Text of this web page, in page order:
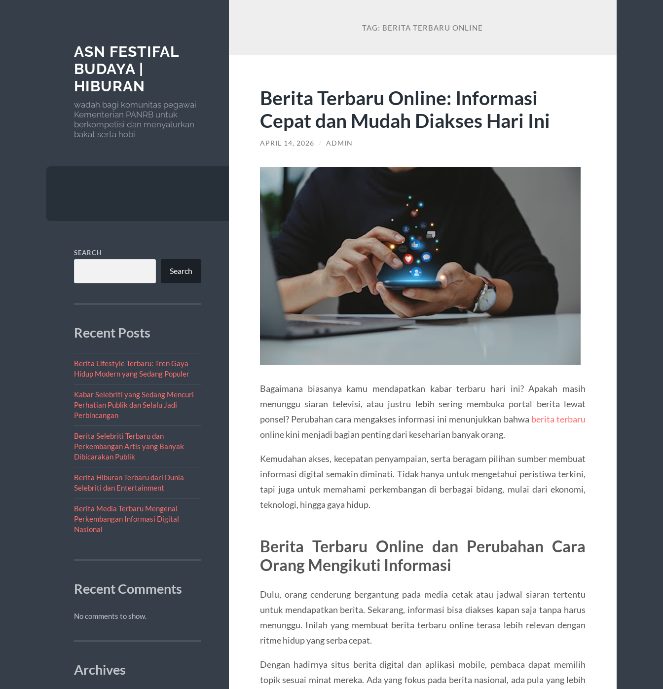
ASN FESTIFAL
BUDAYA |
HIBURAN
wadah bagi komunitas pegawai
Kementerian PANRB untuk
berkompetisi dan menyalurkan
bakat serta hobi
SEARCH
Search
Recent Posts
Berita Lifestyle Terbaru: Tren Gaya
Hidup Modern yang Sedang Populer
Kabar Selebriti yang Sedang Mencuri
Perhatian Publik dan Selalu Jadi
Perbincangan
Berita Selebriti Terbaru dan
Perkembangan Artis yang Banyak
Dibicarakan Publik
Berita Hiburan Terbaru dari Dunia
Selebriti dan Entertainment
Berita Media Terbaru Mengenai
Perkembangan Informasi Digital
Nasional
Recent Comments
No comments to show.
Archives
TAG: BERITA TERBARU ONLINE
Berita Terbaru Online: Informasi
Cepat dan Mudah Diakses Hari Ini
APRIL 14, 2026 / ADMIN
Bagaimana biasanya kamu mendapatkan kabar terbaru hari ini? Apakah masih
menunggu siaran televisi, atau justru lebih sering membuka portal berita lewat
ponsel? Perubahan cara mengakses informasi ini menunjukkan bahwa berita terbaru
online kini menjadi bagian penting dari keseharian banyak orang.
Kemudahan akses, kecepatan penyampaian, serta beragam pilihan sumber membuat
informasi digital semakin diminati. Tidak hanya untuk mengetahui peristiwa terkini,
tapi juga untuk memahami perkembangan di berbagai bidang, mulai dari ekonomi,
teknologi, hingga gaya hidup.
Berita Terbaru Online dan Perubahan Cara
Orang Mengikuti Informasi
Dulu, orang cenderung bergantung pada media cetak atau jadwal siaran tertentu
untuk mendapatkan berita. Sekarang, informasi bisa diakses kapan saja tanpa harus
menunggu. Inilah yang membuat berita terbaru online terasa lebih relevan dengan
ritme hidup yang serba cepat.
Dengan hadirnya situs berita digital dan aplikasi mobile, pembaca dapat memilih
topik sesuai minat mereka. Ada yang fokus pada berita nasional, ada pula yang lebih